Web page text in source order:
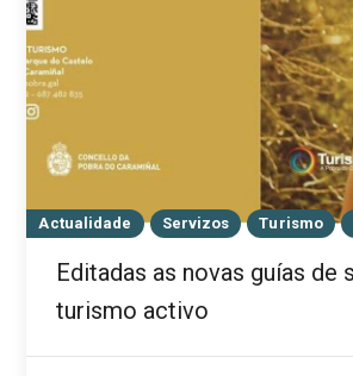
Actualidade Servizos Turismo
Editadas as novas guías de
turismo activo